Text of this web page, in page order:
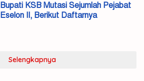
Bupati KSB Mutasi Sejumlah Pejabat
Eselon II, Berikut Daftarnya
Selengkapnya